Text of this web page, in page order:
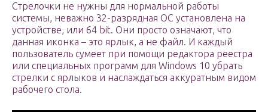
Стрелочки не нужны для нормальной работы
системы, неважно 32-разрядная ОС установлена на
устройстве, или 64 bit. Они просто означают, что
данная иконка – это ярлык, а не файл. И каждый
пользователь сумеет при помощи редактора реестра
или специальных программ для Windows 10 убрать
стрелки с ярлыков и наслаждаться аккуратным видом
рабочего стола.